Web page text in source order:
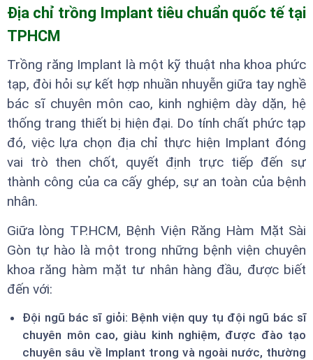
Địa chỉ trồng Implant tiêu chuẩn quốc tế tại
TPHCM
Trồng răng Implant là một kỹ thuật nha khoa phức
tạp, đòi hỏi sự kết hợp nhuần nhuyễn giữa tay nghề
bác sĩ chuyên môn cao, kinh nghiệm dày dặn, hệ
thống trang thiết bị hiện đại. Do tính chất phức tạp
đó, việc lựa chọn địa chỉ thực hiện Implant đóng
vai trò then chốt, quyết định trực tiếp đến sự
thành công của ca cấy ghép, sự an toàn của bệnh
nhân.
Giữa lòng TP.HCM, Bệnh Viện Răng Hàm Mặt Sài
Gòn tự hào là một trong những bệnh viện chuyên
khoa răng hàm mặt tư nhân hàng đầu, được biết
đến với:
Đội ngũ bác sĩ giỏi: Bệnh viện quy tụ đội ngũ bác sĩ
chuyên môn cao, giàu kinh nghiệm, được đào tạo
chuyên sâu về Implant trong và ngoài nước, thường